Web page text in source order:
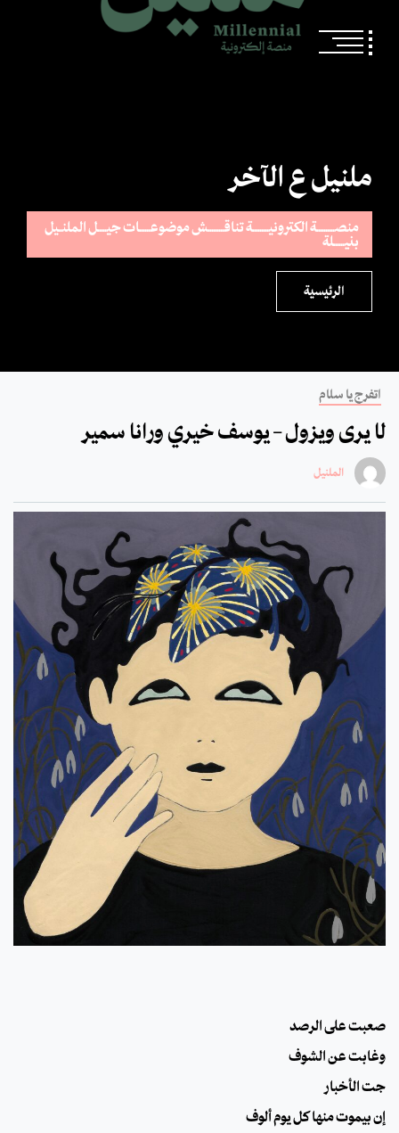
ملنيل ع الآخر
منصــــــــــة الكترونيـــــــــة تناقـــــــــش موضوعــــــات جيـــــل الملنــيل
بنيــــــلة
الرئيسية
اتفرج يا سلام
لا يرى ويزول – يوسف خيري ورانا سمير
الملنيل
صعبت على الرصد
وغابت عن الشوف
جت الأخبار
إن بيموت منها كل يوم ألوف